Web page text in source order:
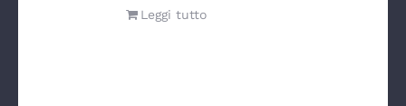
Leggi tutto